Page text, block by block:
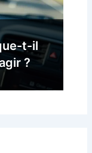
t-il
?